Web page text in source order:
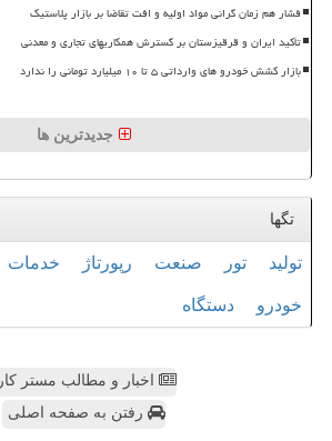
فشار هم زمان گرانی مواد اولیه و افت تقاضا بر بازار پلاستیک
تأکید ایران و قرقیزستان بر گسترش همکاریهای تجاری و معدنی
بازار کشش خودرو های وارداتی ۵ تا ۱۰ میلیارد تومانی را ندارد
جدیدترین ها
تگها
تولید تور صنعت رپورتاژ خدمات
خودرو دستگاه
اخبار و مطالب مستر کار
رفتن به صفحه اصلی